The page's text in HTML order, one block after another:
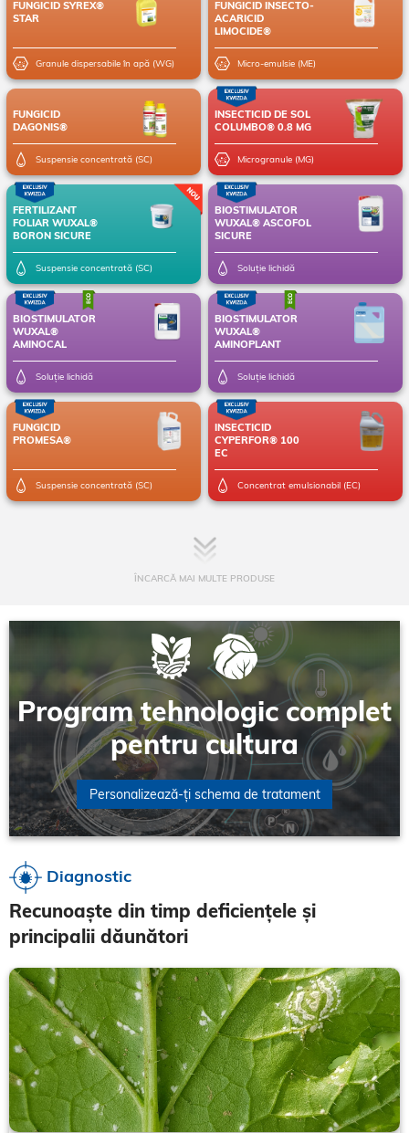
FUNGICID SYREX®
STAR
Granule dispersabile în apă (WG)
FUNGICID INSECTO-
ACARICID
LIMOCIDE®
Micro-emulsie (ME)
FUNGICID
DAGONIS®
Suspensie concentrată (SC)
INSECTICID DE SOL
COLUMBO® 0.8 MG
Microgranule (MG)
FERTILIZANT
FOLIAR WUXAL®
BORON SICURE
Suspensie concentrată (SC)
BIOSTIMULATOR
WUXAL® ASCOFOL
SICURE
Soluție lichidă
BIOSTIMULATOR
WUXAL®
AMINOCAL
Soluție lichidă
BIOSTIMULATOR
WUXAL®
AMINOPLANT
Soluție lichidă
FUNGICID
PROMESA®
Suspensie concentrată (SC)
INSECTICID
CYPERFOR® 100
EC
Concentrat emulsionabil (EC)
ÎNCARCĂ MAI MULTE PRODUSE
Program tehnologic complet
pentru cultura
Personalizează-ți schema de tratament
Diagnostic
Recunoaște din timp deficiențele și
principalii dăunători